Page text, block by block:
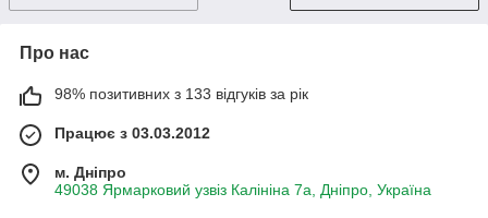
Про нас
98% позитивних з 133 відгуків за рік
Працює з 03.03.2012
м. Дніпро
49038 Ярмарковий узвіз Калініна 7а, Дніпро, Україна